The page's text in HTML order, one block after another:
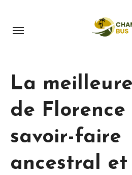
contenu
La
de Florence
savoir-faire
ancestral et